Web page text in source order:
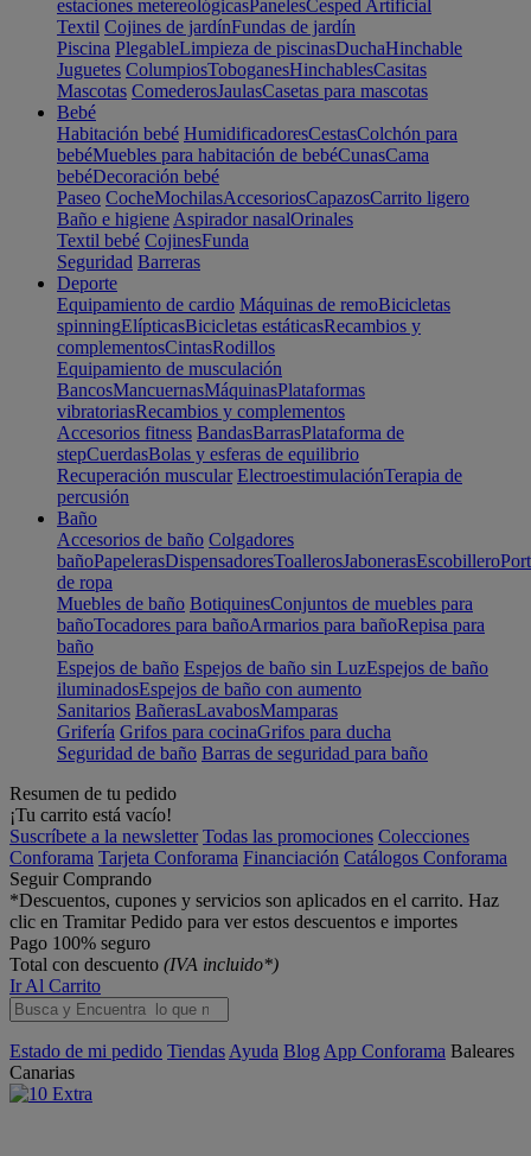
estaciones metereológicasPanelesCesped Artificial
Textil Cojines de jardínFundas de jardín
Piscina PlegableLimpieza de piscinasDuchaHinchable
Juguetes ColumpiosToboganesHinchablesCasitas
Mascotas ComederosJaulasCasetas para mascotas
Bebé
Habitación bebé HumidificadoresCestasColchón para
bebéMuebles para habitación de bebéCunasCama
bebéDecoración bebé
Paseo CocheMochilasAccesoriosCapazosCarrito ligero
Baño e higiene Aspirador nasalOrinales
Textil bebé CojinesFunda
Seguridad Barreras
Deporte
Equipamiento de cardio Máquinas de remoBicicletas
spinningElípticasBicicletas estáticasRecambios y
complementosCintasRodillos
Equipamiento de musculación
BancosMancuernasMáquinasPlataformas
vibratoriasRecambios y complementos
Accesorios fitness BandasBarrasPlataforma de
stepCuerdasBolas y esferas de equilibrio
Recuperación muscular ElectroestimulaciónTerapia de
percusión
Baño
Accesorios de baño Colgadores
bañoPapelerasDispensadoresToallerosJabonerasEscobillero
de ropa
Muebles de baño BotiquinesConjuntos de muebles para
bañoTocadores para bañoArmarios para bañoRepisa para
baño
Espejos de baño Espejos de baño sin LuzEspejos de baño
iluminadosEspejos de baño con aumento
Sanitarios BañerasLavabosMamparas
Grifería Grifos para cocinaGrifos para ducha
Seguridad de baño Barras de seguridad para baño
Resumen de tu pedido
¡Tu carrito está vacío!
Suscríbete a la newsletter Todas las promociones Colecciones
Conforama Tarjeta Conforama Financiación Catálogos Conforama
Seguir Comprando
*Descuentos, cupones y servicios son aplicados en el carrito. Haz
clic en Tramitar Pedido para ver estos descuentos e importes
Pago 100% seguro
Total con descuento (IVA incluido*)
Ir Al Carrito
Estado de mi pedido Tiendas Ayuda Blog App Conforama Baleares
Canarias